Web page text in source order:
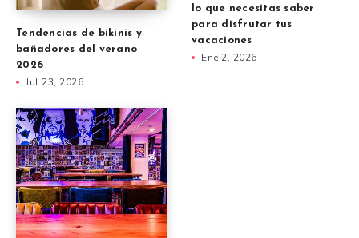
Tendencias de bikinis y
bañadores del verano
2026
Jul 23, 2026
lo que necesitas saber
para disfrutar tus
vacaciones
Ene 2, 2026